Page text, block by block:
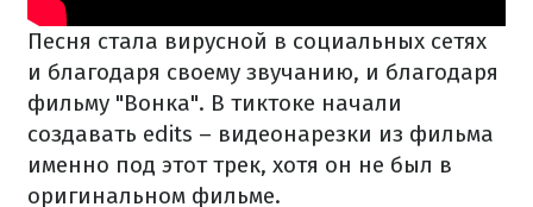
Песня стала вирусной в социальных сетях
и благодаря своему звучанию, и благодаря
фильму "Вонка". В тиктоке начали
создавать edits – видеонарезки из фильма
именно под этот трек, хотя он не был в
оригинальном фильме.